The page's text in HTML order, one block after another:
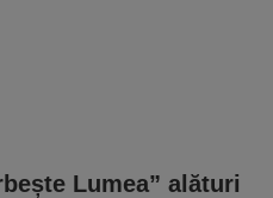
Lumea” alături